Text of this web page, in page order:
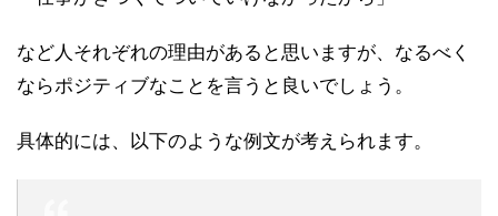
など人それぞれの理由があると思いますが、なるべく
ならポジティブなことを言うと良いでしょう。
具体的には、以下のような例文が考えられます。